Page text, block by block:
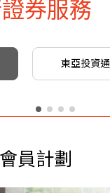
券服務
東亞投資通
員計劃